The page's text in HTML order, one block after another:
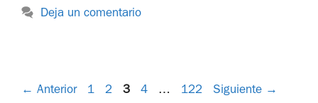
Deja un comentario
← Anterior 1 2 3 4 … 122 Siguiente →